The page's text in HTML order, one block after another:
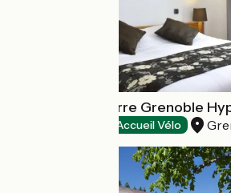
Hôtel d'Angleterre Grenoble
Accueil Vélo